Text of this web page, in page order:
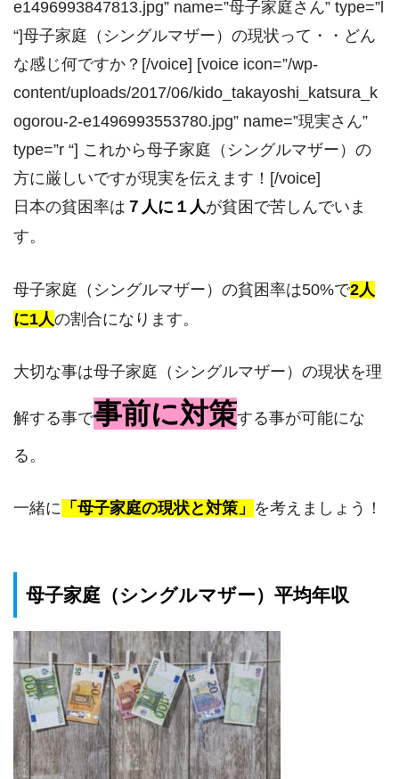
e1496993847813.jpg” name=”母子家庭さん” type=”l
“]母子家庭（シングルマザー）の現状って・・どん
な感じ何ですか？[/voice] [voice icon=”/wp-
content/uploads/2017/06/kido_takayoshi_katsura_k
ogorou-2-e1496993553780.jpg” name=”現実さん”
type=”r “] これから母子家庭（シングルマザー）の
方に厳しいですが現実を伝えます！[/voice]
日本の貧困率は ７人に１人が貧困で苦しんでいま
す。
母子家庭（シングルマザー）の貧困率は50%で2人
に1人の割合になります。
大切な事は母子家庭（シングルマザー）の現状を理
解する事で事前に対策する事が可能にな
る。
一緒に 「母子家庭の現状と対策」 を考えましょう！
母子家庭（シングルマザー）平均年収